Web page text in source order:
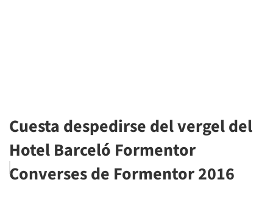
Cuesta despedirse del vergel del
Hotel Barceló Formentor
Converses de Formentor 2016